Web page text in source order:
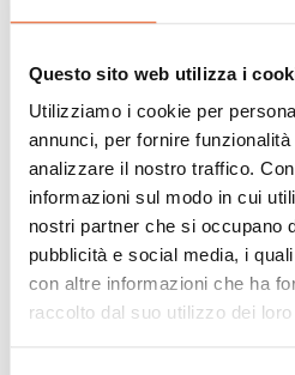
Questo sito web utilizza i
Utilizziamo i cookie per
annunci, per fornire
analizzare il nostro traffico.
informazioni sul modo in cui
nostri partner che si occupano
pubblicità e social media, i
con altre informazioni che ha
raccolto dal suo utilizzo dei